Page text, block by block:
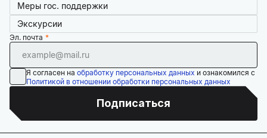
Меры гос. поддержки
Экскурсии
Эл. почта
Я согласен на обработку персональных данных и ознакомился с
Политикой в отношении обработки персональных данных
Подписаться